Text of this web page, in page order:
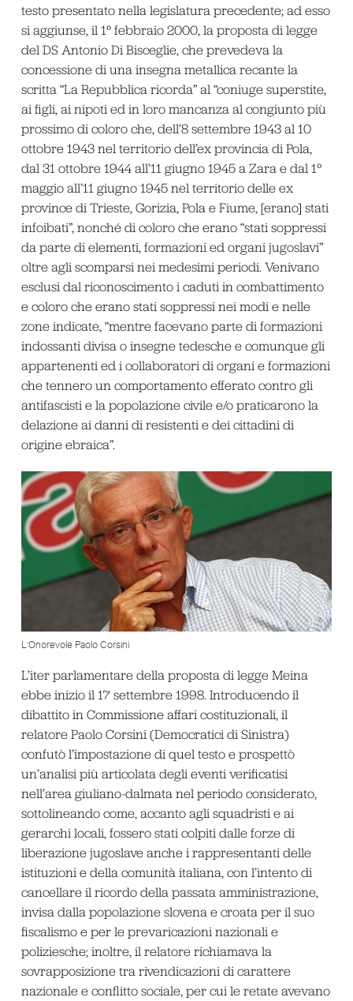
testo presentato nella legislatura precedente; ad esso
si aggiunse, il 1° febbraio 2000, la proposta di legge
del DS Antonio Di Bisceglie, che prevedeva la
concessione di una insegna metallica recante la
scritta “La Repubblica ricorda” al “coniuge superstite,
ai figli, ai nipoti ed in loro mancanza al congiunto più
prossimo di coloro che, dell’8 settembre 1943 al 10
ottobre 1943 nel territorio dell’ex provincia di Pola,
dal 31 ottobre 1944 all’11 giugno 1945 a Zara e dal 1°
maggio all’11 giugno 1945 nel territorio delle ex
province di Trieste, Gorizia, Pola e Fiume, [erano] stati
infoibati”, nonché di coloro che erano “stati soppressi
da parte di elementi, formazioni ed organi jugoslavi”
oltre agli scomparsi nei medesimi periodi. Venivano
esclusi dal riconoscimento i caduti in combattimento
e coloro che erano stati soppressi nei modi e nelle
zone indicate, “mentre facevano parte di formazioni
indossanti divisa o insegne tedesche e comunque gli
appartenenti ed i collaboratori di organi e formazioni
che tennero un comportamento efferato contro gli
antifascisti e la popolazione civile e/o praticarono la
delazione ai danni di resistenti e dei cittadini di
origine ebraica”.
L’Onorevole Paolo Corsini
L’iter parlamentare della proposta di legge Meina
ebbe inizio il 17 settembre 1998. Introducendo il
dibattito in Commissione affari costituzionali, il
relatore Paolo Corsini (Democratici di Sinistra)
confutò l’impostazione di quel testo e prospettò
un’analisi più articolata degli eventi verificatisi
nell’area giuliano-dalmata nel periodo considerato,
sottolineando come, accanto agli squadristi e ai
gerarchi locali, fossero stati colpiti dalle forze di
liberazione jugoslave anche i rappresentanti delle
istituzioni e della comunità italiana, con l’intento di
cancellare il ricordo della passata amministrazione,
invisa dalla popolazione slovena e croata per il suo
fiscalismo e per le prevaricazioni nazionali e
poliziesche; inoltre, il relatore richiamava la
sovrapposizione tra rivendicazioni di carattere
nazionale e conflitto sociale, per cui le retate avevano